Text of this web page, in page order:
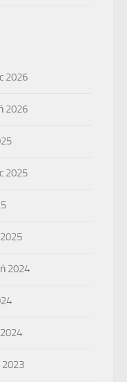
2026
2026
2025
2024
2023